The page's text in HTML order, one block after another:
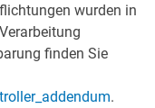
wurden in
finden Sie
.